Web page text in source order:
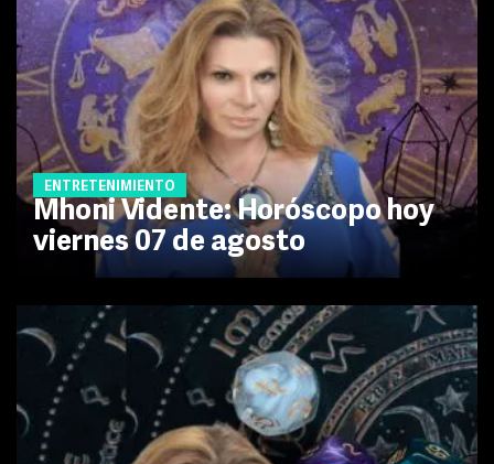
ENTRETENIMIENTO
Mhoni Vidente: Horóscopo hoy
viernes 07 de agosto